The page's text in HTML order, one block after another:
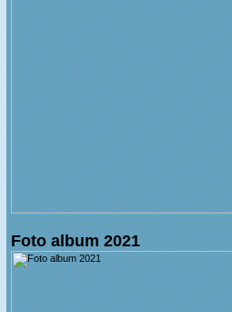
Foto album 2021